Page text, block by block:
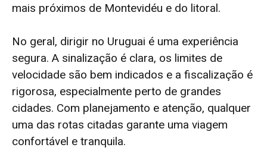
mais próximos de Montevidéu e do litoral.
No geral, dirigir no Uruguai é uma experiência
segura. A sinalização é clara, os limites de
velocidade são bem indicados e a fiscalização é
rigorosa, especialmente perto de grandes
cidades. Com planejamento e atenção, qualquer
uma das rotas citadas garante uma viagem
confortável e tranquila.